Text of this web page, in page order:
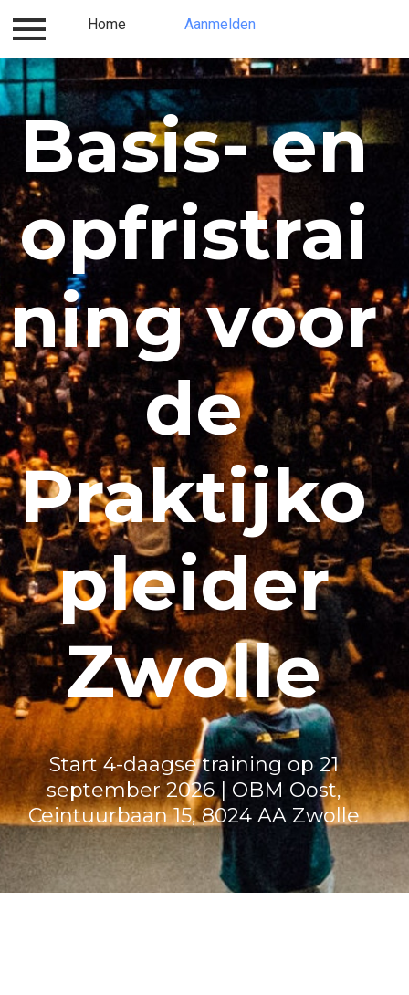
Over ons
Contact
Inloggen Home Aanmelden
Basis- en
opfristrai
ning voor
de
Praktijko
pleider
Zwolle
Start 4-daagse training op 21
september 2026 | OBM Oost,
Ceintuurbaan 15, 8024 AA Zwolle